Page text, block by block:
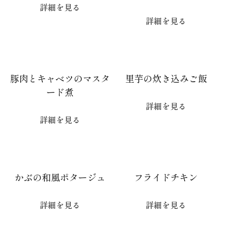
詳細を見る
詳細を見る
豚肉とキャベツのマスタ
ード煮
詳細を見る
里芋の炊き込みご飯
詳細を見る
かぶの和風ポタージュ
詳細を見る
フライドチキン
詳細を見る